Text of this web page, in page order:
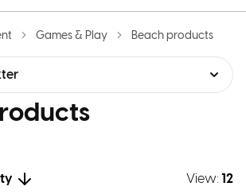
Games & Play Beach products
View: 12